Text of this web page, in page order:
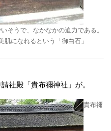
そうで、なかなかの迫力である。
になれるという「御白石」
社殿「貴布禰神社」が。
貴布禰